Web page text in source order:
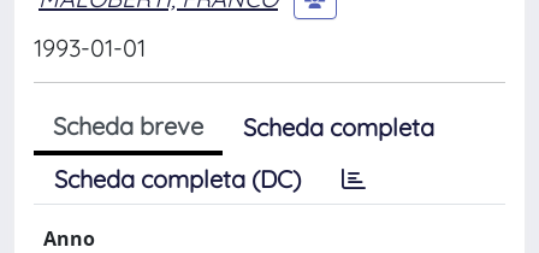
1993-01-01
Scheda breve
Scheda completa
Scheda completa (DC)
Anno